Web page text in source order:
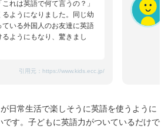
れは英語で何て言うの？」
るようになりました。同じ幼
ている外国人のお友達に英語
るようにもなり、驚きまし
引用元： https://www.kids.ecc.jp/
日常生活で楽しそうに英語を使うように
です。子どもに英語力がついているだけで